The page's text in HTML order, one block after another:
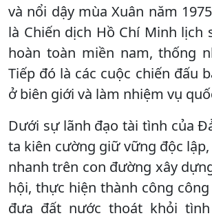
và nổi dậy mùa Xuân năm
là Chiến dịch Hồ Chí Minh lịch
hoàn toàn miền nam, thống
Tiếp đó là các cuộc chiến đấu
ở biên giới và làm nhiệm vụ
Dưới sự lãnh đạo tài tình của
ta kiên cường giữ vững độc
nhanh trên con đường xây
hội, thực hiện thành công
đưa đất nước thoát khỏi